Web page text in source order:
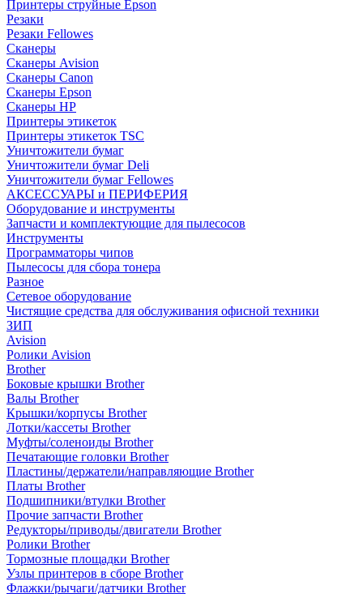
Принтеры струйные Epson
Резаки
Резаки Fellowes
Сканеры
Сканеры Avision
Сканеры Canon
Сканеры Epson
Сканеры HP
Принтеры этикеток
Принтеры этикеток TSC
Уничтожители бумаг
Уничтожители бумаг Deli
Уничтожители бумаг Fellowes
АКСЕССУАРЫ и ПЕРИФЕРИЯ
Оборудование и инструменты
Запчасти и комплектующие для пылесосов
Инструменты
Программаторы чипов
Пылесосы для сбора тонера
Разное
Сетевое оборудование
Чистящие средства для обслуживания офисной техники
ЗИП
Avision
Ролики Avision
Brother
Боковые крышки Brother
Валы Brother
Крышки/корпусы Brother
Лотки/кассеты Brother
Муфты/соленоиды Brother
Печатающие головки Brother
Пластины/держатели/направляющие Brother
Платы Brother
Подшипники/втулки Brother
Прочие запчасти Brother
Редукторы/приводы/двигатели Brother
Ролики Brother
Тормозные площадки Brother
Узлы принтеров в сборе Brother
Флажки/рычаги/датчики Brother